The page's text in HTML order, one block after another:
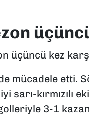
üçüncü kez
mücadele etti.
sarı-kırmızılı
3-1